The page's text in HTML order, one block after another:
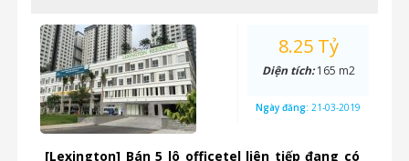
[Lexington] Bán 5 lô officetel liên tiếp đang có
8.25 Tỷ
Diện tích:165 m2
Ngày đăng: 21-03-2019